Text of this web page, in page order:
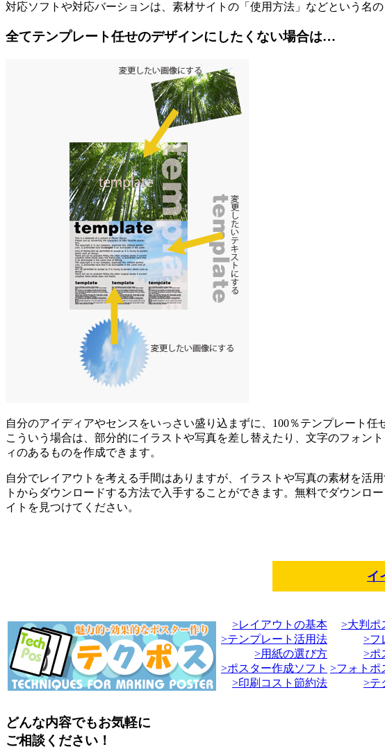
対応ソフトや対応バーションは、 素材サイトの「使用方法」などという名
全てテンプレート任せのデザインにしたくない場合は…
自分のアイディアやセンスをいっさい盛り込まずに、100％テンプレート任
こういう場合は、 部分的にイラストや写真を差し替えたり、文字のフォン
ィのあるものを作成できます。
自分でレイアウトを考える手間はありますが、 イラストや写真の素材を活用
トからダウンロードする方法で入手することができます。 無料でダウンロ
イトを見つけてください。
イ
>レイアウトの基本
>テンプレート活用法
>用紙の選び方
>ポスター作成ソフト
>印刷コスト節約法
>大判ポ
>フ
>ポ
>フォトポ
>テ
どんな内容でもお気軽に
ご相談ください！